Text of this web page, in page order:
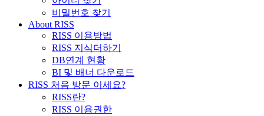
비밀번호 찾기
About RISS
RISS 이용방법
RISS 지식더하기
DB연계 현황
BI 및 배너 다운로드
RISS 처음 방문 이세요?
RISS란?
RISS 이용권한